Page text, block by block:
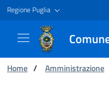
Regione Puglia
Ti trovi in:
Home / Amministrazione